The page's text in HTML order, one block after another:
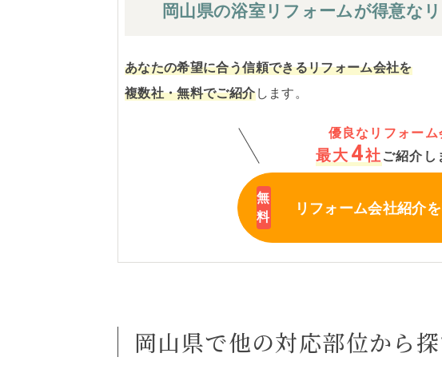
岡山県の浴室 リフォームが得意な
あなたの希望に合う信頼できるリフォーム会社を
複数社・無料でご紹介します。
優良なリフォーム
最大 4社 ご紹介し
リフォーム会社紹介
岡山県で他の対応部位から